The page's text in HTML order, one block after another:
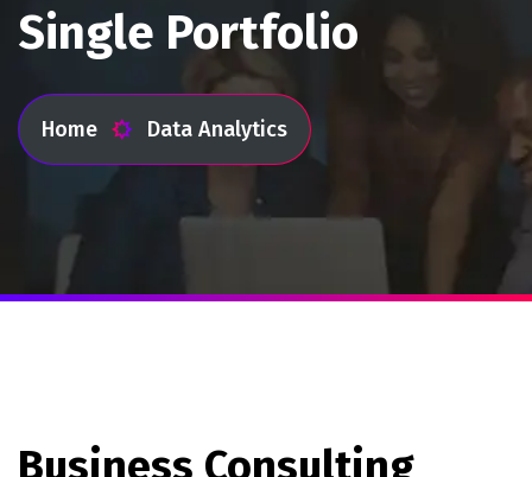
Single Portfolio
Home Data Analytics
Business Consulting